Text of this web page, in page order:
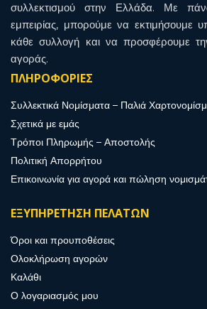
συλλεκτισμού στην Ελλάδα. Με
εμπειρίας, μπορούμε να εκτιμήσουμε
κάθε συλλογή και να προσφέρουμε
αγοράς.
ΠΛΗΡΟΦΟΡΙΕΣ
Συλλεκτικά Νομίσματα – Παλιά
Σχετικά με εμάς
Τρόποι Πληρωμής – Αποστολής
Πολιτική Απορρήτου
Επικοινωνία για αγορά και πώληση
ΕΞΥΠΗΡΕΤΗΣΗ ΠΕΛΑΤΩΝ
Όροι και προυποθέσεις
Ολοκλήρωση αγορών
Καλάθι
Ο λογαριασμός μου